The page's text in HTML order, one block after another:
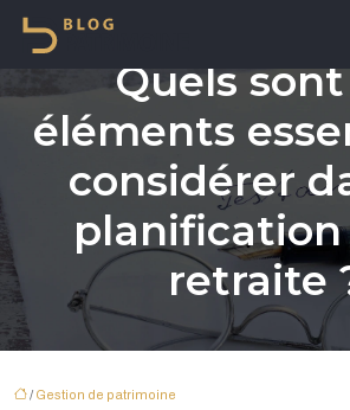
Quels
éléments
considérer
planification
retraite
/ Gestion de patrimoine